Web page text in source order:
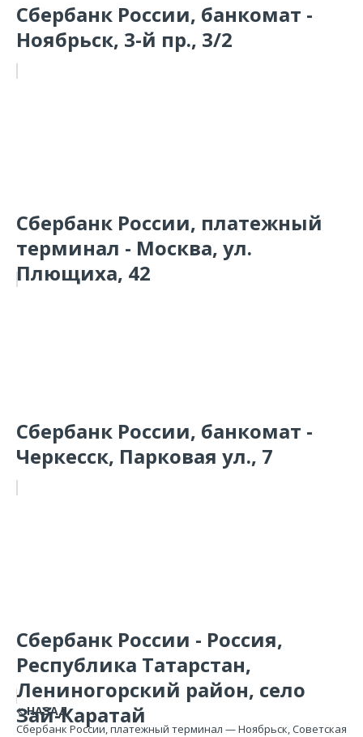
Сбербанк России, банкомат -
Ноябрьск, 3-й пр., 3/2
Сбербанк России, платежный
терминал - Москва, ул.
Плющиха, 42
Сбербанк России, банкомат -
Черкесск, Парковая ул., 7
Сбербанк России - Россия,
Республика Татарстан,
Лениногорский район, село
Зай-Каратай
НАЗАД
Сбербанк России, платежный терминал — Ноябрьск, Советская